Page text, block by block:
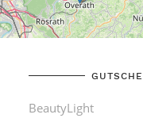
BeautyLight